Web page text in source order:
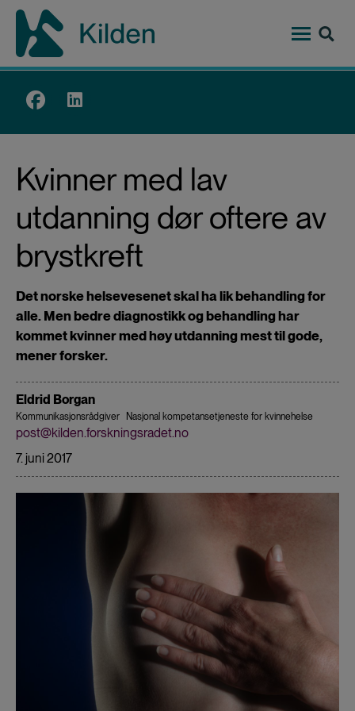
Hopp
hovedinnhold
Top
Kvinner med lav
utdanning dør oftere av
brystkreft
Det norske helsevesenet skal ha lik behandling for
alle. Men bedre diagnostikk og behandling har
kommet kvinner med høy utdanning mest til gode,
mener forsker.
Eldrid Borgan
Kommunikasjonsrådgiver Nasjonal kompetansetjeneste for kvinnehelse
post@kilden.forskningsradet.no
7. juni 2017